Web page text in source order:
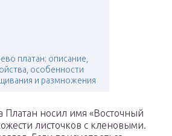
платан: описание,
особенности
и размножения
Платан носил имя «Восточный
листочков с кленовыми.